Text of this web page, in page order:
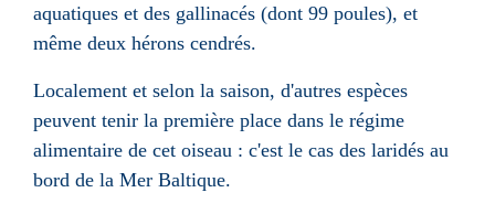
aquatiques et des gallinacés (dont 99 poules), et
même deux hérons cendrés.
Localement et selon la saison, d'autres espèces
peuvent tenir la première place dans le régime
alimentaire de cet oiseau : c'est le cas des laridés au
bord de la Mer Baltique.